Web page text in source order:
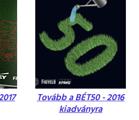
Tovább a BÉT50 - 2016
kiadványra